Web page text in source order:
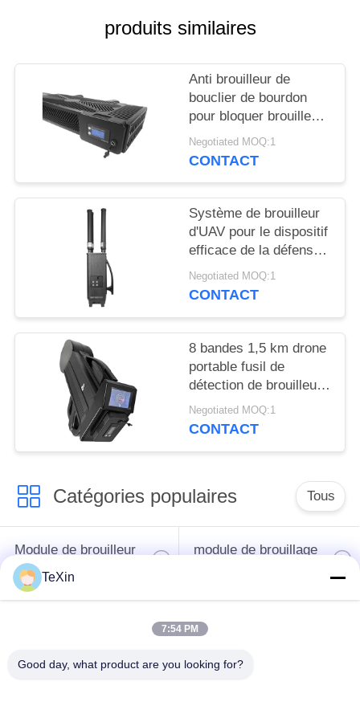
SITE
PRIVACY
POLICY
produits similaires
Anti brouilleur de
bouclier de bourdon
pour bloquer brouilleur
de sécurité de bourdon
de brouilleur de signal
Negotiated MOQ:1
CONTACT
Système de brouilleur
d'UAV pour le dispositif
efficace de la défense
de bourdon de GPSL1
L2 WIFI
Negotiated MOQ:1
CONTACT
8 bandes 1,5 km drone
portable fusil de
détection de brouilleur
FPV pour la sécurité
des zones clés
Negotiated MOQ:1
CONTACT
Catégories populaires Tous
Module de brouilleur
de signal
module de brouillage
puissance de rf
TeXin
7:54 PM
Good day, what product are you looking for?